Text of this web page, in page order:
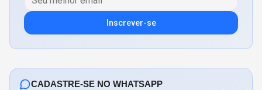
Inscrever-se
CADASTRE-SE NO WHATSAPP